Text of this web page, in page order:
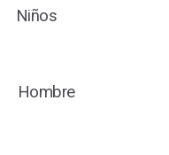
Niños
Hombre